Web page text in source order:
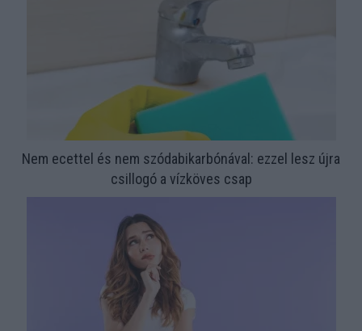
Nem ecettel és nem szódabikarbónával: ezzel lesz újra
csillogó a vízköves csap